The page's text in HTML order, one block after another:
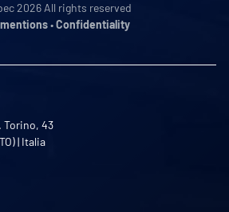
2026 All rights reserved
•Confidentiality
Torino, 43
| Italia